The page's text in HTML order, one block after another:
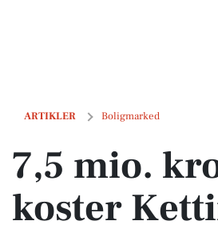
ARTIKLER Boligmarked
7,5 mio. kroner koster Ketting
7,5 mio.
koster